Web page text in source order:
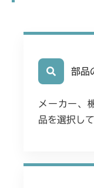
部品
メーカー、
品を選択し